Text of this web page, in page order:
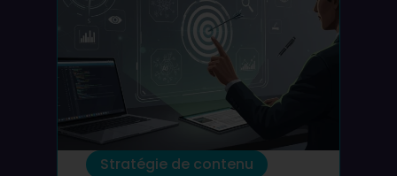
Stratégie de contenu